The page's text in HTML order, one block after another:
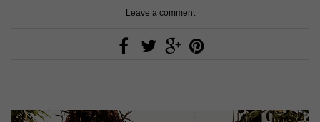
Leave a comment